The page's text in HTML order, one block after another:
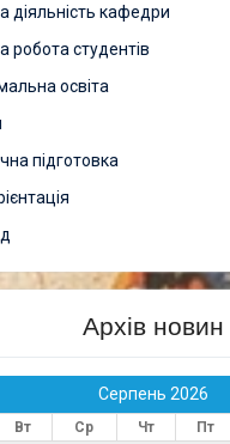
діяльність кафедри
робота студентів
освіта
підготовка
Архів новин
Серпень 2026
Вт Ср Чт Пт